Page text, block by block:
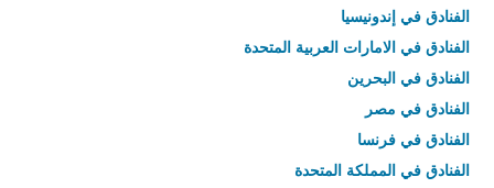
الفنادق في إندونيسيا
الفنادق في الامارات العربية المتحدة
الفنادق في البحرين
الفنادق في مصر
الفنادق في فرنسا
الفنادق في المملكة المتحدة